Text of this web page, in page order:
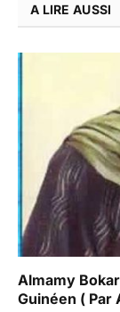
A LIRE AUSSI
Almamy
Guinéen ( Par